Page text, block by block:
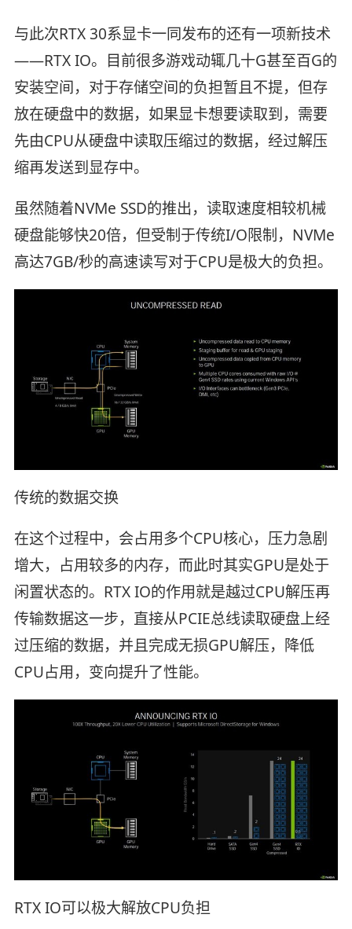
与此次RTX 30系显卡一同发布的还有一项新技术
——RTX IO。目前很多游戏动辄几十G甚至百G的
安装空间，对于存储空间的负担暂且不提，但存
放在硬盘中的数据，如果显卡想要读取到，需要
先由CPU从硬盘中读取压缩过的数据，经过解压
缩再发送到显存中。
虽然随着NVMe SSD的推出，读取速度相较机械
硬盘能够快20倍，但受制于传统I/O限制，NVMe
高达7GB/秒的高速读写对于CPU是极大的负担。
传统的数据交换
在这个过程中，会占用多个CPU核心，压力急剧
增大，占用较多的内存，而此时其实GPU是处于
闲置状态的。RTX IO的作用就是越过CPU解压再
传输数据这一步，直接从PCIE总线读取硬盘上经
过压缩的数据，并且完成无损GPU解压，降低
CPU占用，变向提升了性能。
RTX IO可以极大解放CPU负担